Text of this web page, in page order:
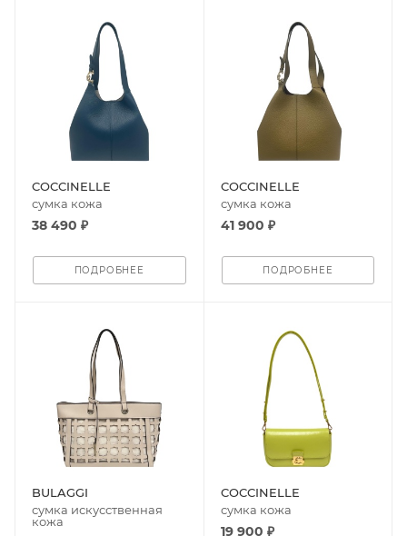
COCCINELLE
сумка кожа
38 490 ₽
ПОДРОБНЕЕ
COCCINELLE
сумка кожа
41 900 ₽
ПОДРОБНЕЕ
BULAGGI
сумка искусственная
кожа
COCCINELLE
сумка кожа
19 900 ₽